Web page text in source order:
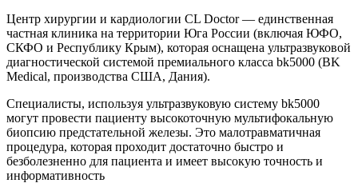
Центр хирургии и кардиологии CL Doctor — единственная
частная клиника на территории Юга России (включая ЮФО,
СКФО и Республику Крым), которая оснащена ультразвуковой
диагностической системой премиального класса bk5000 (BK
Medical, производства США, Дания).
Специалисты, используя ультразвуковую систему bk5000
могут провести пациенту высокоточную мультифокальную
биопсию предстательной железы. Это малотравматичная
процедура, которая проходит достаточно быстро и
безболезненно для пациента и имеет высокую точность и
информативность